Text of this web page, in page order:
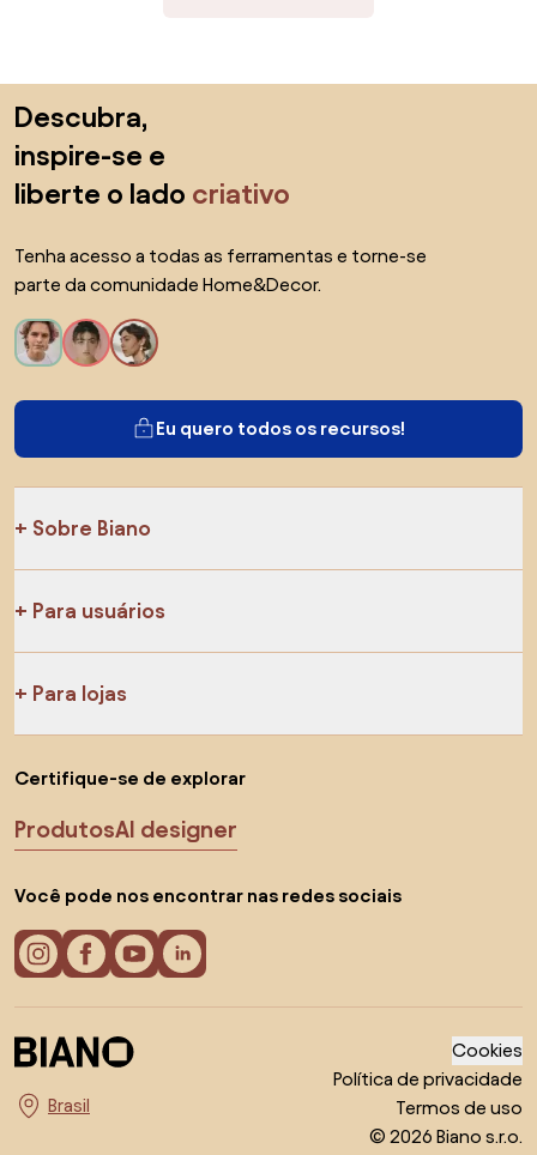
Descubra,
inspire-se e
liberte o lado criativo
Tenha acesso a todas as ferramentas e torne-se
parte da comunidade Home&Decor.
Eu quero todos os recursos!
Sobre Biano
Para usuários
Para lojas
Certifique-se de explorar
ProdutosAI designer
Você pode nos encontrar nas redes sociais
Escolha o país
Cookies
Política de privacidade
Termos de uso
© 2026 Biano s.r.o.